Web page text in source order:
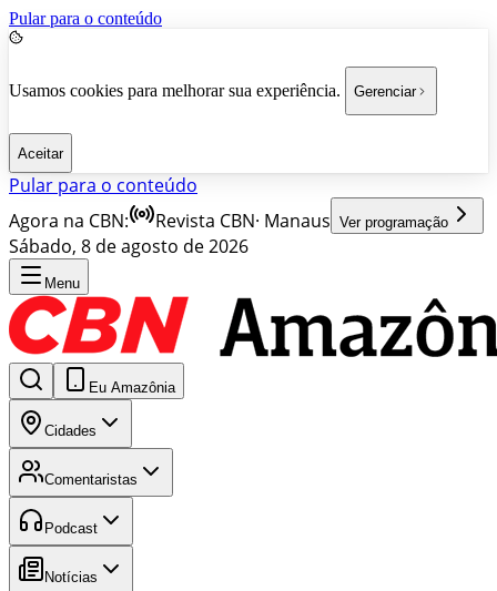
Pular para o conteúdo
Usamos cookies para melhorar sua experiência. Gerenciar
Aceitar
Pular para o conteúdo
Agora na CBN:
Revista CBN· Manaus Ver programação
Sábado, 8 de agosto de 2026
Menu
Eu Amazônia
Cidades
Comentaristas
Podcast
Notícias